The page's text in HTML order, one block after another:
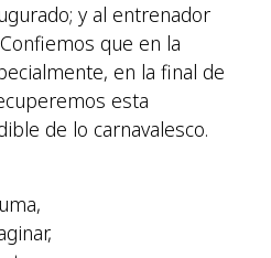
y al entrenador
que en la
en la final de
esta
de lo carnavalesco.